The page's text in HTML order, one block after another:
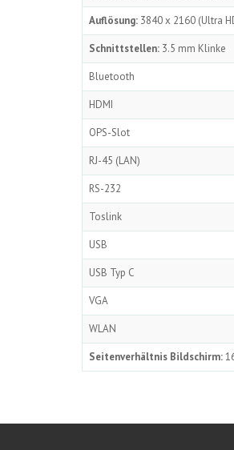
Auflösung: 3840 x 2160 (Ultra
Schnittstellen: 3.5 mm Klinke
Bluetooth
HDMI
OPS-Slot
RJ-45 (LAN)
RS-232
Toslink
USB
USB Typ C
VGA
WLAN
Seitenverhältnis Bildschirm: